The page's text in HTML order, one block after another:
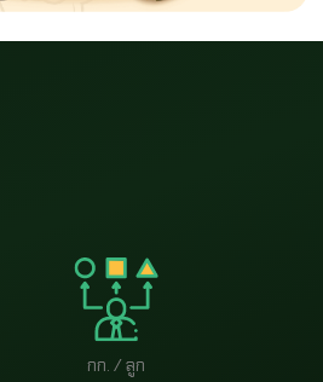
กก. / ลูก